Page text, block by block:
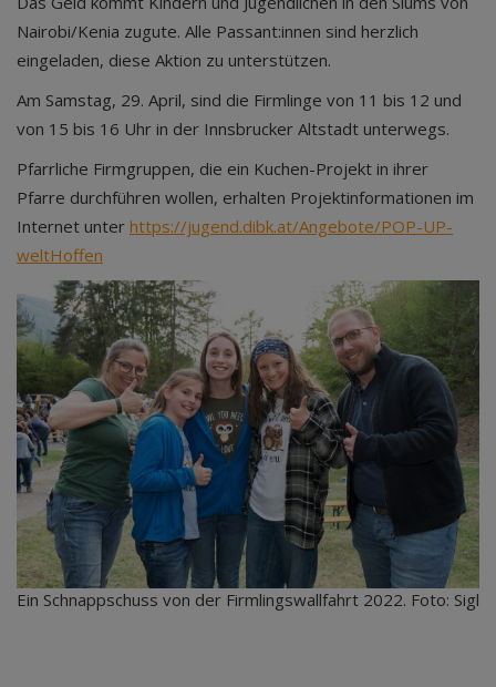
Nairobi/Kenia zugute. Alle Passant:innen sind herzlich
eingeladen, diese Aktion zu unterstützen.
Am Samstag, 29. April, sind die Firmlinge von 11 bis 12 und
von 15 bis 16 Uhr in der Innsbrucker Altstadt unterwegs.
Pfarrliche Firmgruppen, die ein Kuchen-Projekt in ihrer
Pfarre durchführen wollen, erhalten Projektinformationen im
Internet unter https://jugend.dibk.at/Angebote/POP-UP-
weltHoffen
Ein Schnappschuss von der Firmlingswallfahrt 2022. Foto: Sigl